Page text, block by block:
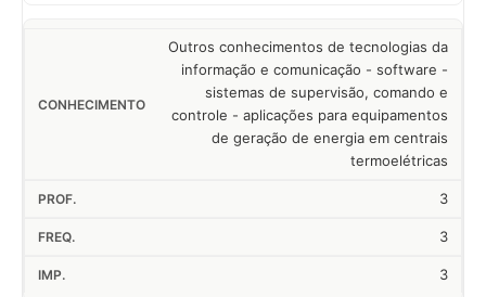
Outros conhecimentos de tecnologias da
informação e comunicação - software -
sistemas de supervisão, comando e
controle - aplicações para equipamentos
de geração de energia em centrais
termoelétricas
3
3
3